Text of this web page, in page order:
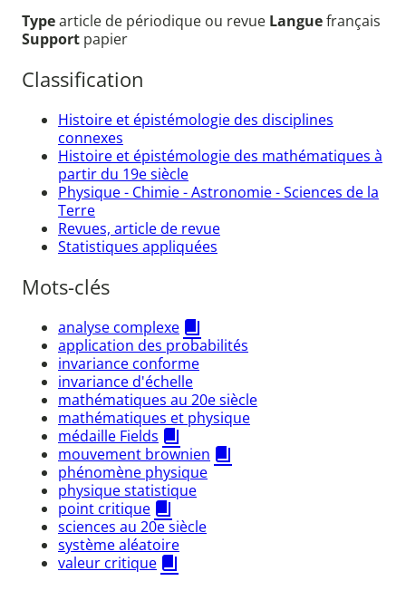
Typearticle de périodique ou revue Languefrançais
Support papier
Classification
Histoire et épistémologie des disciplines
connexes
Histoire et épistémologie des mathématiques à
partir du 19e siècle
Physique - Chimie - Astronomie - Sciences de la
Terre
Revues, article de revue
Statistiques appliquées
Mots-clés
analyse complexe
application des probabilités
invariance conforme
invariance d'échelle
mathématiques au 20e siècle
mathématiques et physique
médaille Fields
mouvement brownien
phénomène physique
physique statistique
point critique
sciences au 20e siècle
système aléatoire
valeur critique